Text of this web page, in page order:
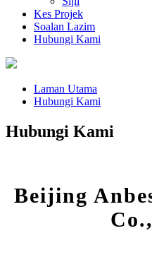
Kes Projek
Soalan Lazim
Hubungi Kami
Laman Utama
Hubungi Kami
Hubungi Kami
Beijing